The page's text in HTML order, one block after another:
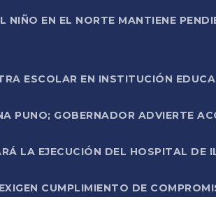
NIÑO EN EL NORTE MANTIENE
ESCOLAR EN INSTITUCIÓN
GOBERNADOR ADVIERTE
LA EJECUCIÓN DEL HOSPITAL DE
CUMPLIMIENTO DE